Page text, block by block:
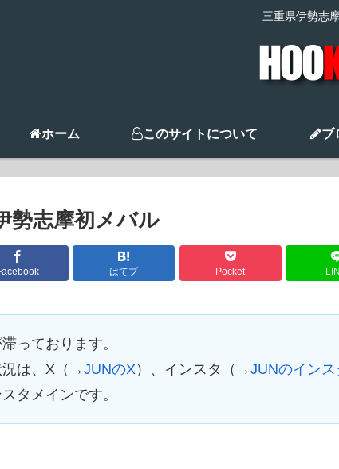
三重県伊勢志
ホーム このサイトについて ブ
勢志摩初メバル
はてブ Pocket
っております。
況は、X（→JUNのX ）、インスタ（→JUNのインス
タメインです。